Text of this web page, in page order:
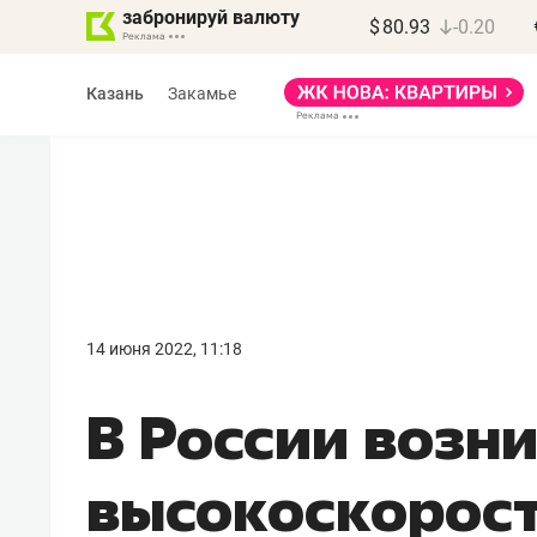
забронируй валюту $ 80.93 -0.20
Казань Закамье
14 июня 2022, 11:18
В Россиидевелопера – найти
правильный продукт»
Девелопер из топ-10*
Башкортостана входит в Татарстан